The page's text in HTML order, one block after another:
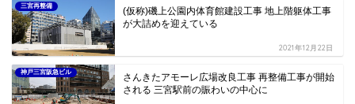
三宮再整備
(仮称)磯上公園内体育館建設工事 地上階躯体工事
が大詰めを迎えている
2021年12月22日
神戸三宮阪急ビル
さんきたアモーレ広場改良工事 再整備工事が開始
される 三宮駅前の賑わいの中心に